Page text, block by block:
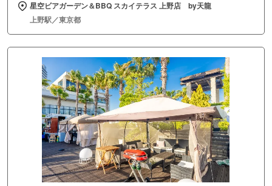
星空ビアガーデン＆BBQ スカイテラス 上野店 by天龍
上野駅／東京都